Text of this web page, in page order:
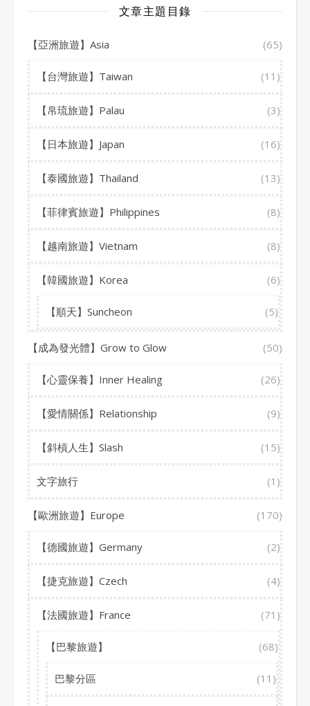
文章主題目錄
【亞洲旅遊】Asia (65)
【台灣旅遊】Taiwan (11)
【帛琉旅遊】Palau (3)
【日本旅遊】Japan (16)
【泰國旅遊】Thailand (13)
【菲律賓旅遊】Philippines (8)
【越南旅遊】Vietnam (8)
【韓國旅遊】Korea (6)
【順天】Suncheon (5)
【成為發光體】Grow to Glow (50)
【心靈保養】Inner Healing (26)
【愛情關係】Relationship (9)
【斜槓人生】Slash (15)
文字旅行 (1)
【歐洲旅遊】Europe (170)
【德國旅遊】Germany (2)
【捷克旅遊】Czech (4)
【法國旅遊】France (71)
【巴黎旅遊】 (68)
巴黎分區 (11)